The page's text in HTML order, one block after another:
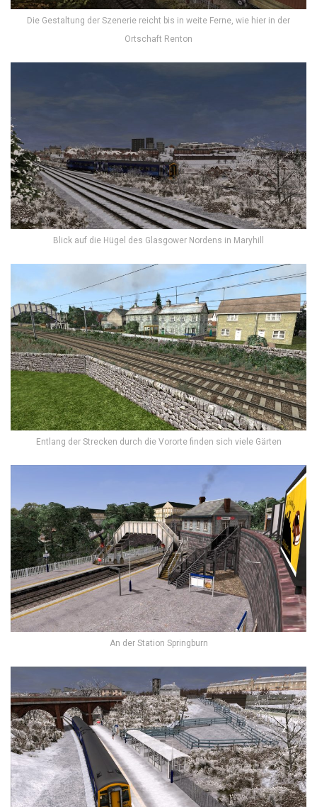
Die Gestaltung der Szenerie reicht bis in weite Ferne, wie hier in der
Ortschaft Renton
Blick auf die Hügel des Glasgower Nordens in Maryhill
Entlang der Strecken durch die Vororte finden sich viele Gärten
An der Station Springburn